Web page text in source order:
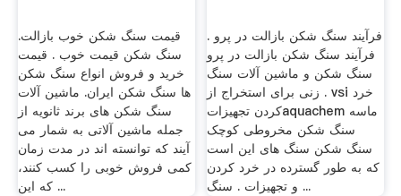
قیمت سنگ شکن خوب بازالت.
سنگ شکن قیمت خوب . قیمت
خرید و فروش انواع سنگ شکن
ها سنگ شکن ایران. ماشین آلات
سنگ شکن های برند ثانویه از
جمله ماشین آلاتی به شمار می
آیند که توانسته اند در مدت زمان
کمی فروش خوبی را کسب کنند،
که این ...
فرآیند سنگ شکن بازالت در پرو .
فرآیند سنگ شکن بازالت در پرو
سنگ شکن و ماشین آلات سنگ
زنی برای استخراج از . vsi خرد
کردن تجهیزاتaquachem ماسه
سنگ شکن مخروطی کوچک
سنگ شکن سنگ های این است
که به طور گسترده در خرد کردن
و تجهیزات . سنگ ...